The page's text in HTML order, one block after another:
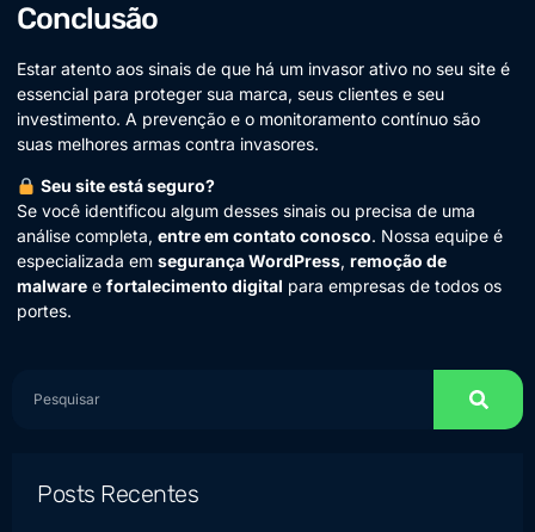
Conclusão
Estar atento aos sinais de que há um invasor ativo no seu site é
essencial para proteger sua marca, seus clientes e seu
investimento. A prevenção e o monitoramento contínuo são
suas melhores armas contra invasores.
Seu site está seguro?
Se você identificou algum desses sinais ou precisa de uma
análise completa, entre em contato conosco. Nossa equipe é
especializada em segurança WordPress, remoção de
malware e fortalecimento digital para empresas de todos os
portes.
Posts Recentes